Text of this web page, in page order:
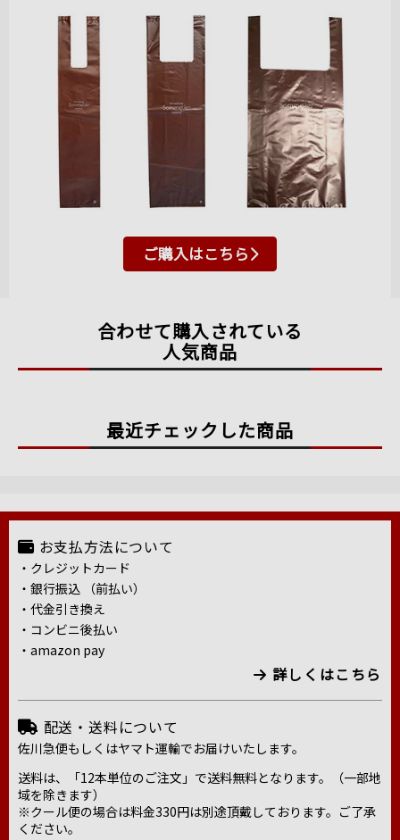
ご購入はこちら
合わせて購入されている
人気商品
最近チェックした商品
お支払方法について
・クレジットカード
・銀行振込 （前払い）
・代金引き換え
・コンビニ後払い
・amazon pay
詳しくはこちら
配送・送料について
佐川急便もしくはヤマト運輸でお届けいたします。
送料は、「12本単位のご注文」で送料無料となります。（一部地
域を除きます）
※クール便の場合は料金330円は別途頂戴しております。ご了承
ください。